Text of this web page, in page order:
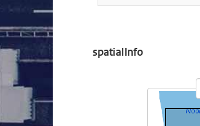
spatialInfo